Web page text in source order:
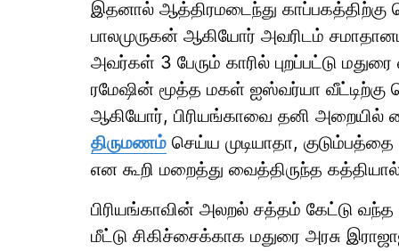
இதனால் ஆத்திரமடைந்து
பாலமுருகன் ஆகியோர் அவரிடம்
அவர்கள் 3 பேரும் காரில் புறப்பட்டு
ரமேஷின் மூத்த மகள் ஐஸ்வர்யா வீட்டிற்கு
ஆகியோர், பிரியங்காவை தனி அறையில்
திருமணம் செய்ய முடியாதா,
என கூறி மறைத்து வைத்திருந்த
பிரியங்காவின் அலறல் சத்தம் கேட்டு
மீட்டு சிகிச்சைக்காக மதுரை அரசு